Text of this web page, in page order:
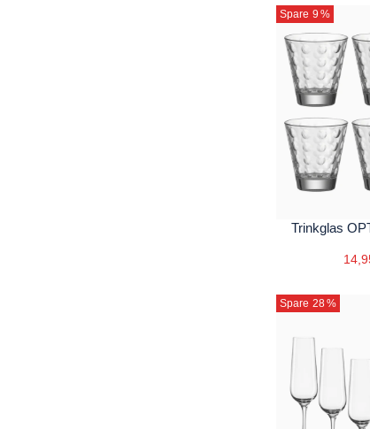
Spare 9 %
Trinkglas
Spare 28%